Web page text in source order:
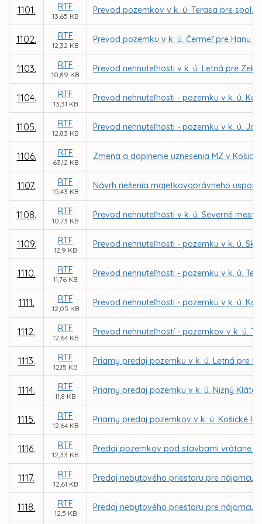
1101. RTF
13,65 KB
Prevod pozemkov v k. ú. Terasa pre spol.
1102. RTF
12,32 KB
Prevod pozemku v k. ú. Čermeľ pre Hanu
1103. RTF
10,89 KB
Prevod nehnuteľnosti v k. ú. Letná pre
1104. RTF
13,31 KB
Prevod nehnuteľnosti - pozemku v k. ú.
1105. RTF
12,83 KB
Prevod nehnuteľnosti - pozemku v k. ú.
1106. RTF
63,12 KB
Zmena a doplnenie uznesenia MZ v
1107. RTF
15,43 KB
Návrh riešenia majetkovoprávneho
1108. RTF
10,73 KB
Prevod nehnuteľnosti v k. ú. Severné
1109. RTF
12,9 KB
Prevod nehnuteľnosti - pozemku v k. ú.
1110. RTF
11,76 KB
Prevod nehnuteľnosti - pozemku v k. ú.
1111. RTF
12,05 KB
Prevod nehnuteľnosti - pozemku v k. ú.
1112. RTF
12,64 KB
Prevod nehnuteľností - pozemkov v k. ú.
1113. RTF
12,15 KB
Priamy predaj pozemku v k. ú. Letná pre
1114. RTF
11,8 KB
Priamy predaj pozemku v k. ú. Nižný
1115. RTF
12,64 KB
Priamy predaj pozemkov v k. ú. Košické
1116. RTF
12,33 KB
Predaj pozemkov pod stavbami vrátane
1117. RTF
12,61 KB
Predaj nebytového priestoru pre nájomcu
1118. RTF
12,5 KB
Predaj nebytového priestoru pre nájomcu